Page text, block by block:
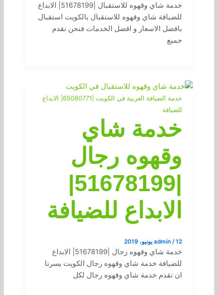
خدمة شاي وقهوه للاستقبال |51678199| الابداع
للضيافة شاي وقهوه للاستقبال بالكويت استقبال
بافضل الاسعار و افضل الخدمات فنحن نقدم
جميع
خدمة الضيافة العربية في الكويت |65080771| الابداع
للضيافة
خدمة شاي
وقهوه رجال
|51678199|
الابداع للضيافة
admin /12 يونيو، 2019
خدمة شاي وقهوه رجال |51678199| الابداع
للضيافة خدمة شاي وقهوه رجال الكويت يسرنا
ان نقدم خدمة شاي وقهوه رجال لكل